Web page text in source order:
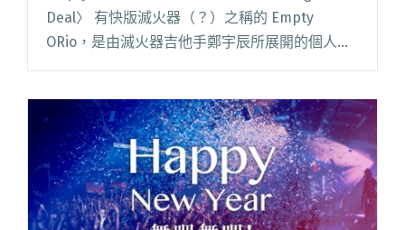
Deal〉 有快版滅火器（？）之稱的 Empty
ORio，是由滅火器吉他手鄭宇辰所展開的個人企
看MV】Empty ORio新歌二連發 Deca joins舊歌
新MV後勁強"